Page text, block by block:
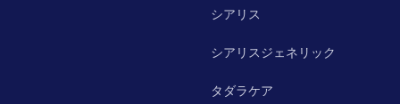
シアリス
シアリスジェネリック
タダラケア